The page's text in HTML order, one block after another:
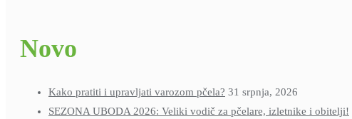
Novo
Kako pratiti i upravljati varozom pčela? 31 srpnja, 2026
SEZONA UBODA 2026: Veliki vodič za pčelare, izletnike i obitelji!